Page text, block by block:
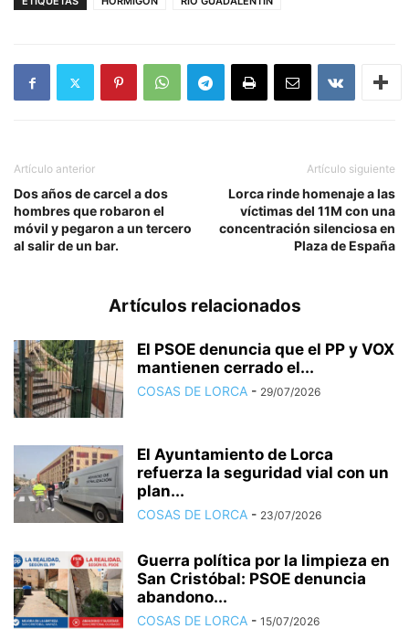
Artículo anterior
Dos años de carcel a dos
hombres que robaron el
móvil y pegaron a un tercero
al salir de un bar.
Artículo siguiente
Lorca rinde homenaje a las
víctimas del 11M con una
concentración silenciosa en
Plaza de España
Artículos relacionados
El PSOE denuncia que el PP y VOX
mantienen cerrado el...
COSAS DE LORCA - 29/07/2026
El Ayuntamiento de Lorca
refuerza la seguridad vial con un
plan...
COSAS DE LORCA - 23/07/2026
Guerra política por la limpieza en
San Cristóbal: PSOE denuncia
abandono...
COSAS DE LORCA - 15/07/2026